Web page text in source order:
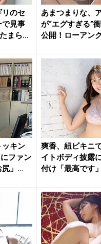
のセ
で見事
まらな
あまつまりな、
が“エグすぎる”
公開！ローアン
キン
ファン
」
爽香、紐ビキニ
イトボディ披露
付け「最高です